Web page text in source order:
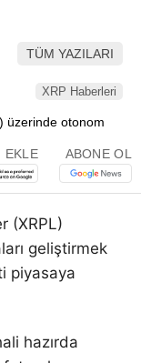
Telegram
TÜM YAZILARI
XRP Haberleri
EKLE ABONE OL
(XRPL)
geliştirmek
piyasaya
hazırda